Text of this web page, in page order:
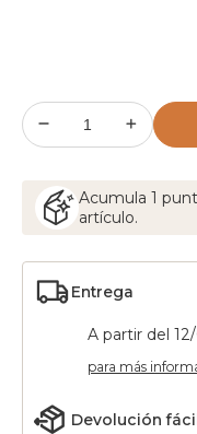
Acumula 1
artículo.
Entrega
A partir del
para más
Devolución